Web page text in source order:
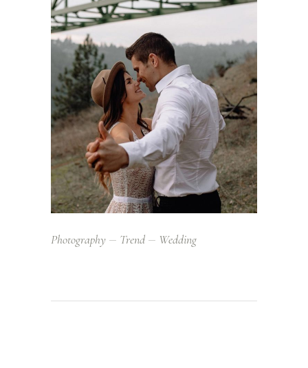
Photography Trend Wedding